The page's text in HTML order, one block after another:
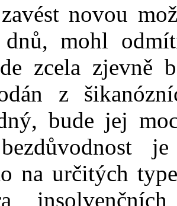
novou
dnů, mohl
zcela zjevně
z
bude jej
na určitých